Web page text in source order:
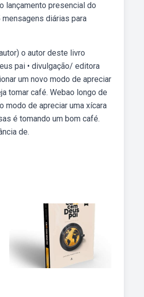
lançamento presencial do
diárias para
o autor deste livro
pai • divulgação/ editora
um novo modo de apreciar
tomar café. Webao longo de
modo de apreciar uma xícara
é tomando um bom café.
de.